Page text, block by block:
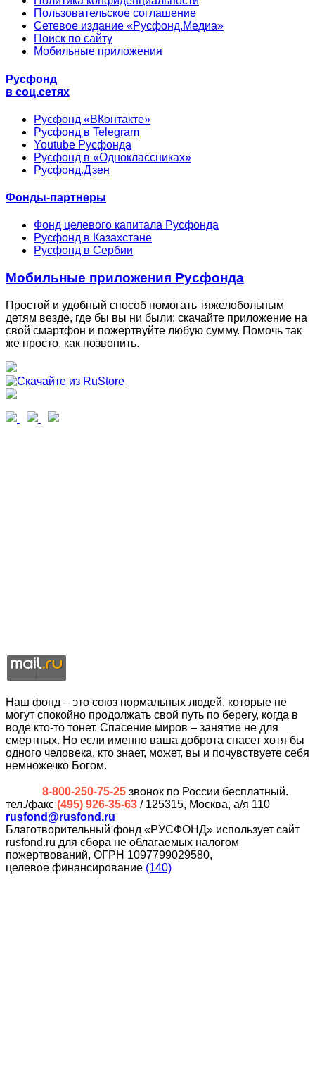
Пользовательское соглашение
Сетевое издание «Русфонд.Медиа»
Поиск по сайту
Мобильные приложения
Русфонд
в соц.сетях
Русфонд «ВКонтакте»
Русфонд в Telegram
Youtube Русфонда
Русфонд в «Одноклассниках»
Русфонд.Дзен
Фонды-партнеры
Фонд целевого капитала Русфонда
Русфонд в Казахстане
Русфонд в Сербии
Мобильные приложения Русфонда
Простой и удобный способ помогать тяжелобольным
детям везде, где бы вы ни были: скачайте приложение на
свой смартфон и пожертвуйте любую сумму. Помочь так
же просто, как позвонить.
Наш фонд – это союз нормальных людей, которые не
могут спокойно продолжать свой путь по берегу, когда в
воде кто-то тонет. Спасение миров – занятие не для
смертных. Но если именно ваша доброта спасет хотя бы
одного человека, кто знает, может, вы и почувствуете себя
немножечко Богом.
8-800-250-75-25 звонок по России бесплатный.
тел./факс (495) 926-35-63 / 125315, Москва, а/я 110
rusfond@rusfond.ru
Благотворительный фонд «РУСФОНД» использует сайт
rusfond.ru для сбора не облагаемых налогом
пожертвований, ОГРН 1097799029580,
целевое финансирование (140)